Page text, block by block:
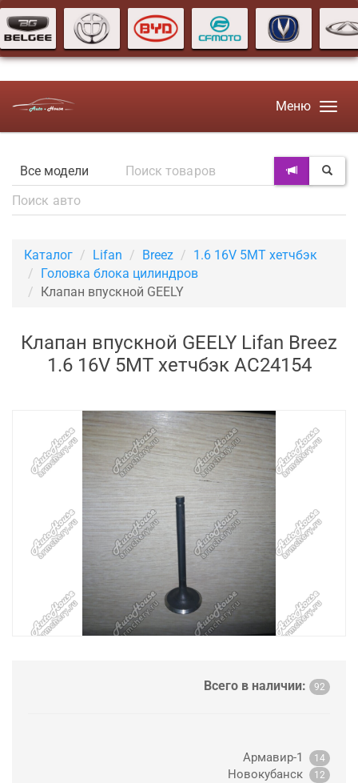
Меню
Каталог Lifan Breez
1.6 16V 5MT хетчбэк
Головка блока цилиндров
Клапан впускной GEELY
Клапан впускной GEELY Lifan Breez
1.6 16V 5MT хетчбэк AC24154
Всего в наличии: 92
Армавир-1 14
Новокубанск 12